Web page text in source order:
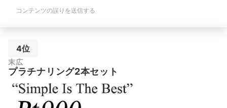
コンテンツの誤りを送信する
4位
末広
プラチナリング2本セット